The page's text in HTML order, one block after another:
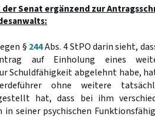
Senat ergänzend zur
§ 244Abs. 4 StPO darin sieht,
auf Einholung eines
Schuldfähigkeit abgelehnt habe,
ohne weitere
hat, dass bei ihm
in seiner psychischen